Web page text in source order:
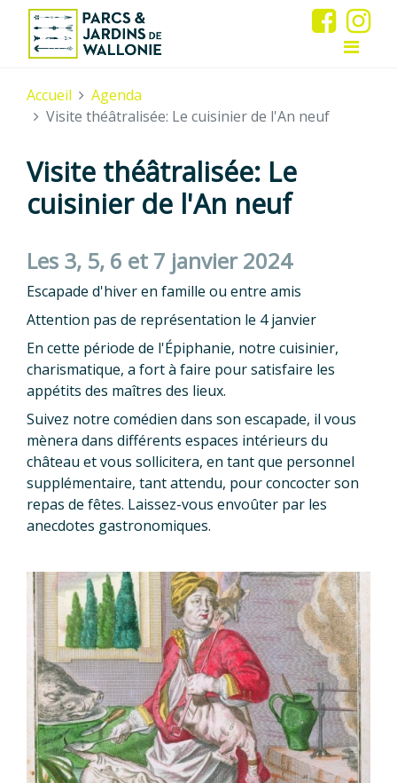
Accueil
Agenda
Visite théâtralisée: Le cuisinier de l'An neuf
Visite théâtralisée: Le
cuisinier de l'An neuf
Les 3, 5, 6 et 7 janvier 2024
Escapade d'hiver en famille ou entre amis
Attention pas de représentation le 4 janvier
En cette période de l'Épiphanie, notre cuisinier,
charismatique, a fort à faire pour satisfaire les
appétits des maîtres des lieux.
Suivez notre comédien dans son escapade, il vous
mènera dans différents espaces intérieurs du
château et vous sollicitera, en tant que personnel
supplémentaire, tant attendu, pour concocter son
repas de fêtes. Laissez-vous envoûter par les
anecdotes gastronomiques.